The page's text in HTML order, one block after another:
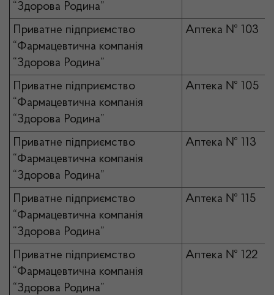
“Здорова Родина”
Приватне підприємство
“Фармацевтична компанія
“Здорова Родина”
Аптека № 103
Приватне підприємство
“Фармацевтична компанія
“Здорова Родина”
Аптека № 105
Приватне підприємство
“Фармацевтична компанія
“Здорова Родина”
Аптека № 113
Приватне підприємство
“Фармацевтична компанія
“Здорова Родина”
Аптека № 115
Приватне підприємство
“Фармацевтична компанія
“Здорова Родина”
Аптека № 122